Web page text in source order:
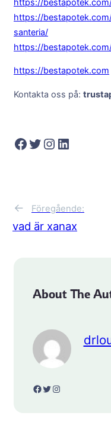
https://
https://
santeria/
https://
https://bestapotek.com
Kontakta oss på:
Facebook Twitter Instagram LinkedIn
← Föregående:
vad är xanax
About The
Facebook Twitter Instagram